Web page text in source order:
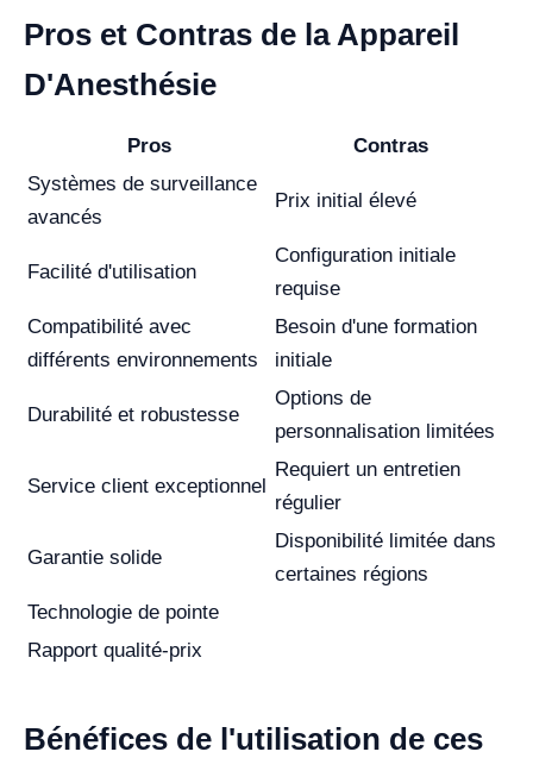
Pros et Contras de la Appareil
D'Anesthésie
Pros
Contras
Systèmes de surveillance
avancés
Prix initial élevé
Facilité d'utilisation
Configuration initiale
requise
Compatibilité avec
différents environnements
Besoin d'une formation
initiale
Durabilité et robustesse
Options de
personnalisation limitées
Service client exceptionnel
Requiert un entretien
régulier
Garantie solide
Disponibilité limitée dans
certaines régions
Technologie de pointe
Rapport qualité-prix
Bénéfices de l'utilisation de ces